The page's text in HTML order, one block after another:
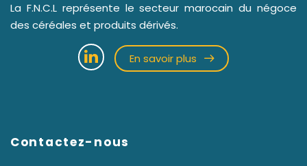
La F.N.C.L représente le secteur marocain du négoce
des céréales et produits dérivés.
En savoir plus
Contactez-nous